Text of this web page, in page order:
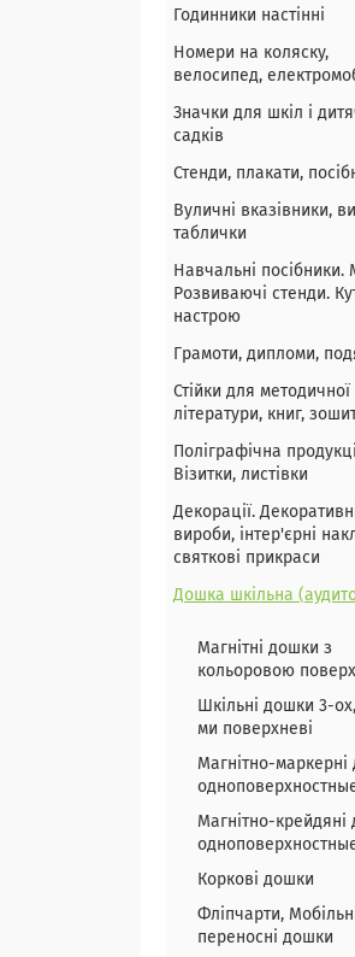
Годинники настінні
Номери на коляску,
велосипед,
Значки для шкіл і
садків
Стенди, плакати,
Вуличні вказівники,
таблички
Навчальні посібники.
Розвиваючі стенди.
настрою
Грамоти, дипломи,
Стійки для методичної
літератури, книг,
Поліграфічна
Візитки, листівки
Декорації.
вироби, інтер'єрні
святкові прикраси
Дошка шкільна
Магнітні дошки з
кольоровою
Шкільні дошки 3-
ми поверхневі
Магнітно-маркерні
Магнітно-крейдяні
Коркові дошки
Фліпчарти,
переносні дошки